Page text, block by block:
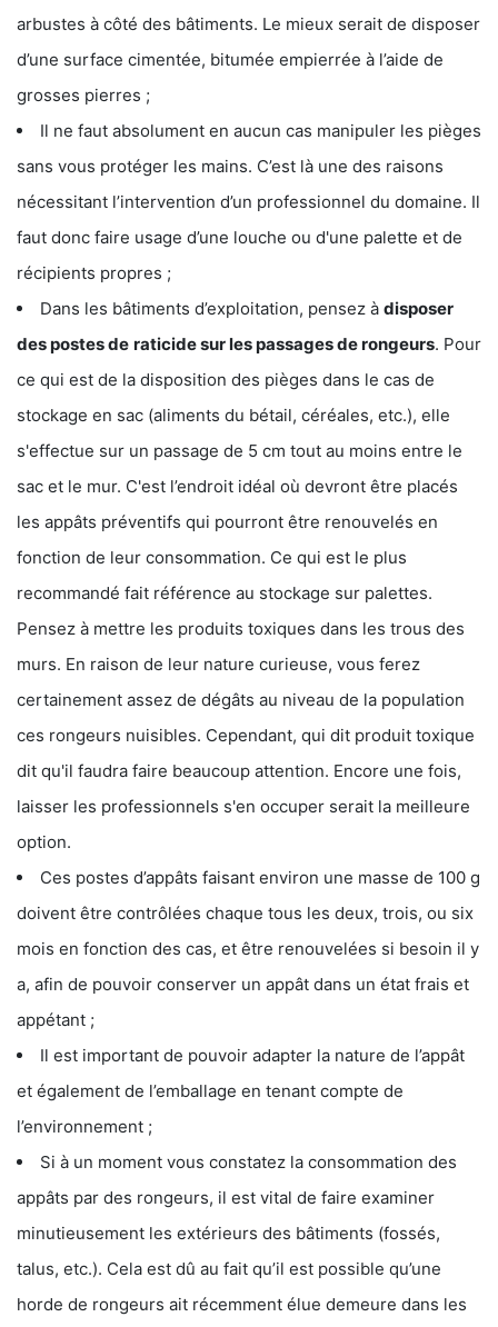
arbustes à côté des bâtiments. Le mieux serait de disposer
d’une surface cimentée, bitumée empierrée à l’aide de
grosses pierres ;
Il ne faut absolument en aucun cas manipuler les pièges
sans vous protéger les mains. C’est là une des raisons
nécessitant l’intervention d’un professionnel du domaine. Il
faut donc faire usage d’une louche ou d'une palette et de
récipients propres ;
Dans les bâtiments d’exploitation, pensez à disposer
des postes de raticide sur les passages de rongeurs. Pour
ce qui est de la disposition des pièges dans le cas de
stockage en sac (aliments du bétail, céréales, etc.), elle
s'effectue sur un passage de 5 cm tout au moins entre le
sac et le mur. C'est l’endroit idéal où devront être placés
les appâts préventifs qui pourront être renouvelés en
fonction de leur consommation. Ce qui est le plus
recommandé fait référence au stockage sur palettes.
Pensez à mettre les produits toxiques dans les trous des
murs. En raison de leur nature curieuse, vous ferez
certainement assez de dégâts au niveau de la population
ces rongeurs nuisibles. Cependant, qui dit produit toxique
dit qu'il faudra faire beaucoup attention. Encore une fois,
laisser les professionnels s'en occuper serait la meilleure
option.
Ces postes d’appâts faisant environ une masse de 100 g
doivent être contrôlées chaque tous les deux, trois, ou six
mois en fonction des cas, et être renouvelées si besoin il y
a, afin de pouvoir conserver un appât dans un état frais et
appétant ;
Il est important de pouvoir adapter la nature de l’appât
et également de l’emballage en tenant compte de
l’environnement ;
Si à un moment vous constatez la consommation des
appâts par des rongeurs, il est vital de faire examiner
minutieusement les extérieurs des bâtiments (fossés,
talus, etc.). Cela est dû au fait qu’il est possible qu’une
horde de rongeurs ait récemment élue demeure dans les